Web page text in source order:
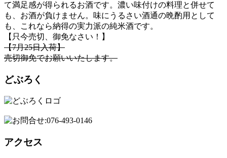
て満足感が得られるお酒です。濃い味付けの料理と併せて
も、お酒が負けません。味にうるさい酒通の晩酌用として
も、これなら納得の実力派の純米酒です。
【只今売切、御免なさい！】
【7月25日入荷】
売切御免でお願いいたします。
どぶろく
アクセス